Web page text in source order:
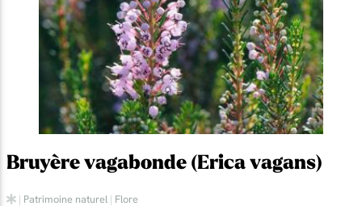
Bruyère vagabonde (Erica vagans)
| Patrimoine naturel | Flore